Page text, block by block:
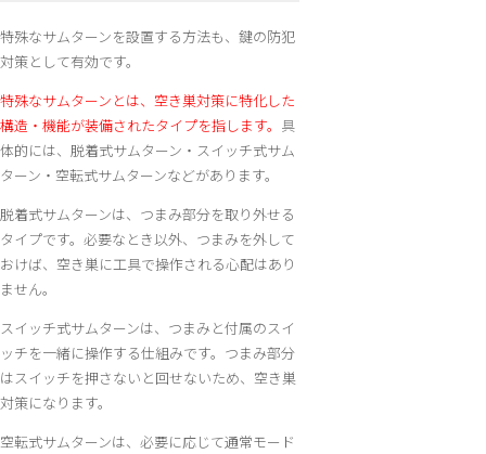
特殊なサムターンを設置する方法も、鍵の防犯
対策として有効です。
特殊なサムターンとは、空き巣対策に特化した
構造・機能が装備されたタイプを指します。 具
体的には、脱着式サムターン・スイッチ式サム
ターン・空転式サムターンなどがあります。
脱着式サムターンは、つまみ部分を取り外せる
タイプです。必要なとき以外、つまみを外して
おけば、空き巣に工具で操作される心配はあり
ません。
スイッチ式サムターンは、つまみと付属のスイ
ッチを一緒に操作する仕組みです。つまみ部分
はスイッチを押さないと回せないため、空き巣
対策になります。
空転式サムターンは、必要に応じて通常モード